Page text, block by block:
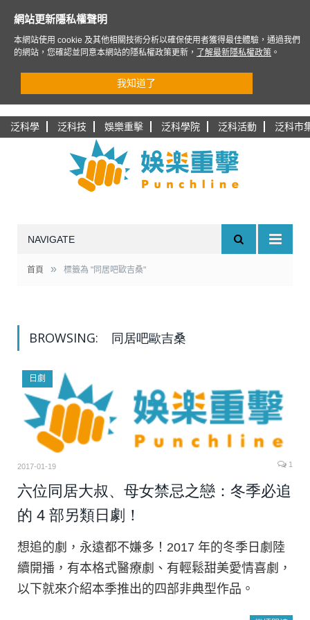
泛科學 泛科技 娛樂重擊 泛科學院 泛科活動 泛科市
NAVIGATE
首頁 » 標籤為 "同居吧歐吉桑"
BROWSING: 同居吧歐吉桑
日劇
2017-01-19 1
六位同居大叔、母女禁忌之戀：冬季必追
的 4 部另類日劇！
想追的劇，永遠都不嫌多！2017 年的冬季日劇陸
續開播，有本格式醫療劇、有輕鬆甜美愛情喜劇，
以下就來介紹本季推出的四部非典型作品。
網站更新隱私權聲明
本網站使用 cookie 及其他相關技術分析以確保使用者獲得最佳體驗，通過我們
的網站，您確認並同意本網站的隱私權政策更新，
了解最新隱私權政策 。
我知道了